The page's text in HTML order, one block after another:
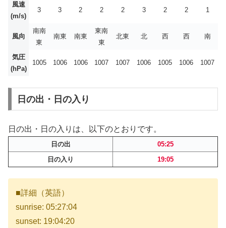
風速
(m/s)
3 3 2 2 2 3 2 2 1
風向
南南
東
南東 南東
東南
東
北東 北 西 西 南
気圧
(hPa)
1005 1006 1006 1007 1007 1006 1005 1006 1007
日の出・日の入り
日の出・日の入りは、以下のとおりです。
日の出
05:25
日の入り
19:05
■詳細（英語）
sunrise: 05:27:04
sunset: 19:04:20